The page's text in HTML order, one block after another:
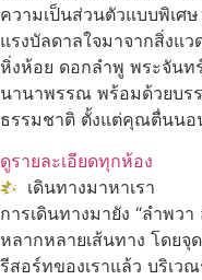
ความเป็นส่วนตัวแบบพิเศ
แรงบัลดาลใจมาจากสิ่งแ
หิ่งห้อย ดอกลำพู พระจันท
นานาพรรณ พร้อมด้วยบร
ธรรมชาติ ตั้งแต่คุณตื่นน
ดูรายละเอียดทุกห้อง
เดินทางมาหาเรา
การเดินทางมายัง “ลำพว
หลากหลายเส้นทาง โดยจุ
รีสอร์ทของเราแล้ว บริเว